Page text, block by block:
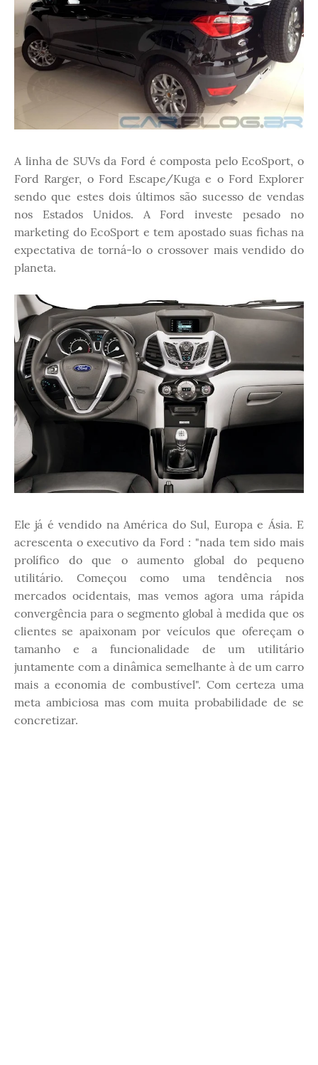
A linha de SUVs da Ford é composta pelo EcoSport, o
Ford Rarger, o Ford Escape/Kuga e o Ford Explorer
sendo que estes dois últimos são sucesso de vendas
nos Estados Unidos. A Ford investe pesado no
marketing do EcoSport e tem apostado suas fichas na
expectativa de torná-lo o crossover mais vendido do
planeta.
Ele já é vendido na América do Sul, Europa e Ásia. E
acrescenta o executivo da Ford : "nada tem sido mais
prolífico do que o aumento global do pequeno
utilitário. Começou como uma tendência nos
mercados ocidentais, mas vemos agora uma rápida
convergência para o segmento global à medida que os
clientes se apaixonam por veículos que ofereçam o
tamanho e a funcionalidade de um utilitário
juntamente com a dinâmica semelhante à de um carro
mais a economia de combustível". Com certeza uma
meta ambiciosa mas com muita probabilidade de se
concretizar.